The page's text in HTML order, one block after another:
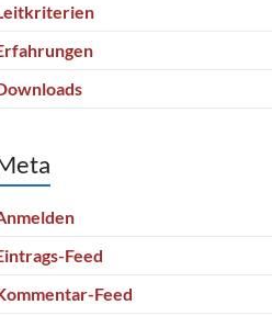
Feed
Feed